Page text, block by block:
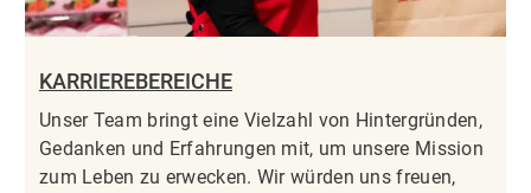
KARRIEREBEREICHE
Unser Team bringt eine Vielzahl von Hintergründen,
Gedanken und Erfahrungen mit, um unsere Mission
zum Leben zu erwecken. Wir würden uns freuen,